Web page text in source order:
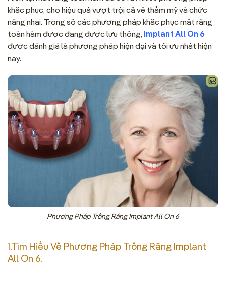
khắc phục, cho hiệu quả vượt trội cả về thẩm mỹ và chức
năng nhai. Trong số các phương pháp khắc phục mất răng
toàn hàm được đang được lưu thông, Implant All On 6
được đánh giá là phương pháp hiện đại và tối ưu nhất hiện
nay.
Phương Pháp Trồng Răng Implant All On 6
1.Tìm Hiểu Về Phương Pháp Trồng Răng Implant
All On 6.